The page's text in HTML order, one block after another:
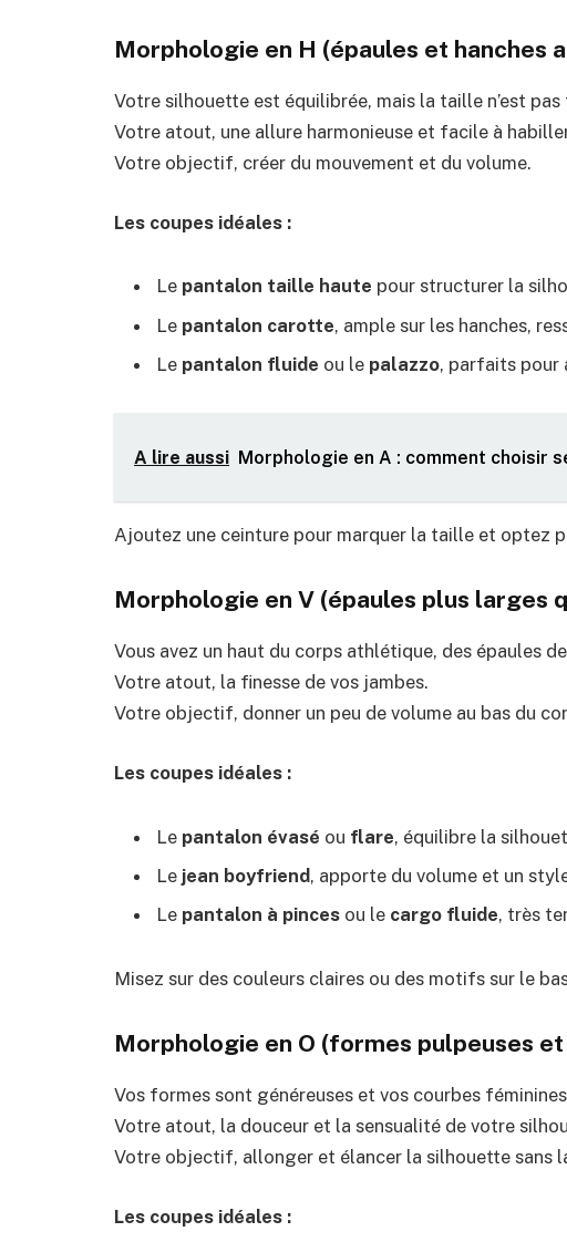
Morphologie en H (épaules et hanches
Votre silhouette est équilibrée, mais la taille n’est pas
Votre atout, une allure harmonieuse et facile à
Votre objectif, créer du mouvement et du volume.
Les coupes idéales :
Le pantalon taille haute pour structurer la
Le pantalon carotte, ample sur les hanches,
Le pantalon fluide ou le palazzo, parfaits pour
A lire aussi Morphologie en A : comment choisir
Ajoutez une ceinture pour marquer la taille et optez
Morphologie en V (épaules plus larges
Vous avez un haut du corps athlétique, des épaules
Votre atout, la finesse de vos jambes.
Votre objectif, donner un peu de volume au bas du
Les coupes idéales :
Le pantalon évasé ou flare, équilibre la
Le jean boyfriend, apporte du volume et un
Le pantalon à pinces ou le cargo fluide, très
Misez sur des couleurs claires ou des motifs sur le
Morphologie en O (formes pulpeuses
Vos formes sont généreuses et vos courbes
Votre atout, la douceur et la sensualité de votre
Votre objectif, allonger et élancer la silhouette sans
Les coupes idéales :